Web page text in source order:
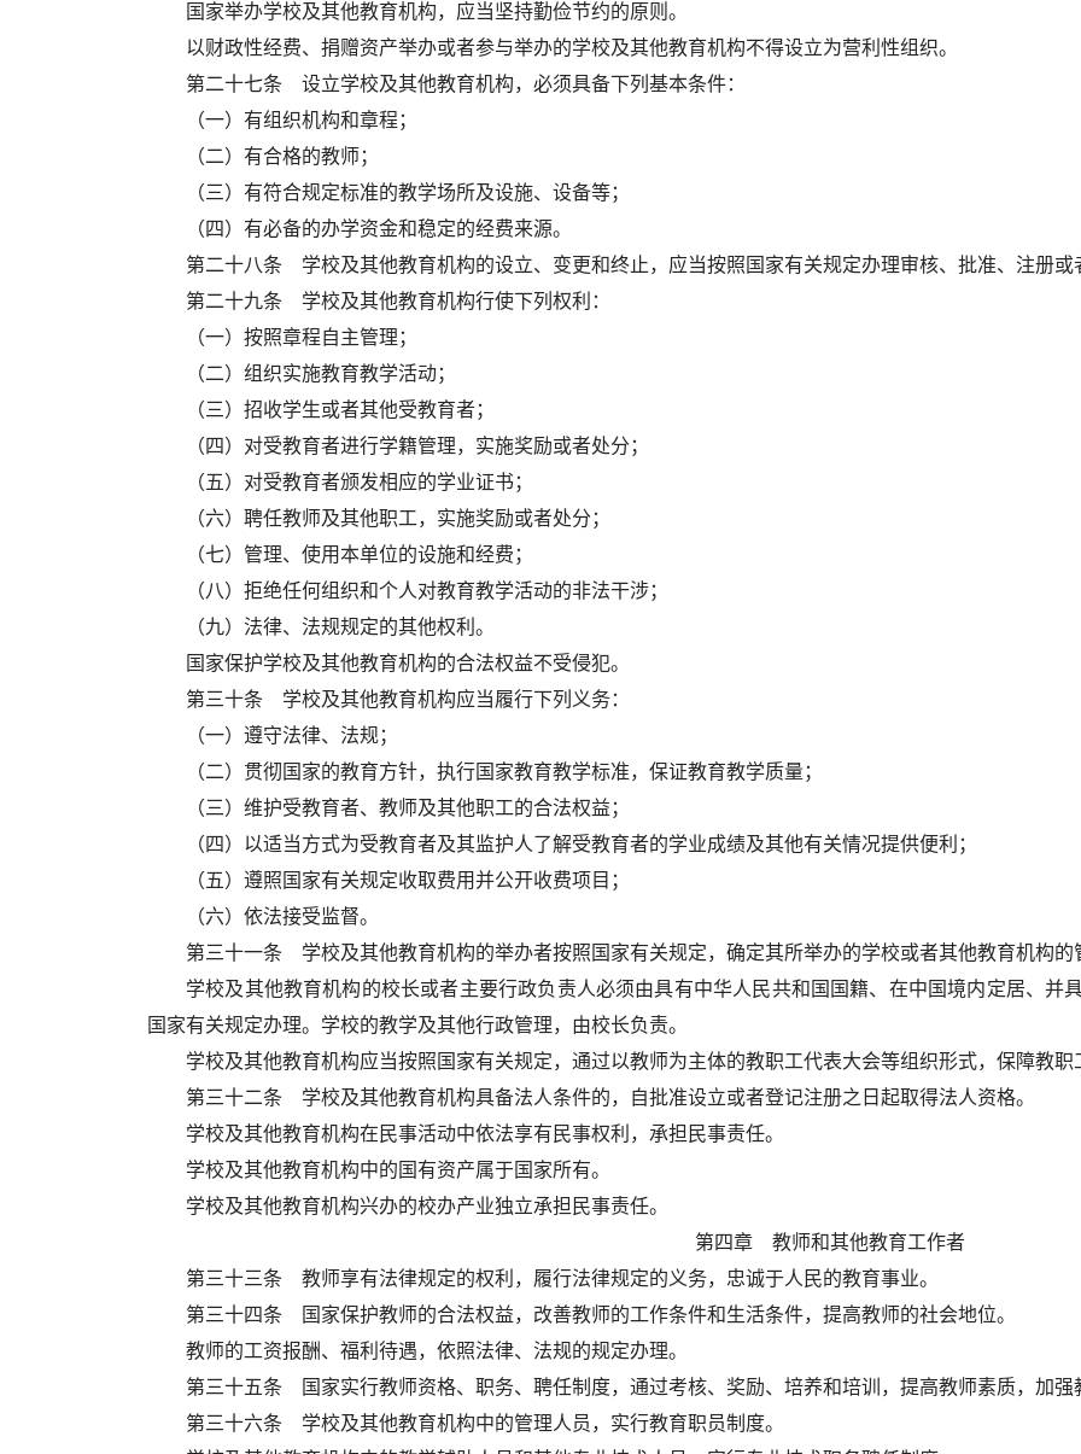
国家举办学校及其他教育机构，应当坚持勤俭节约的原则。
以财政性经费、捐赠资产举办或者参与举办的学校及其他教育机构不得设立为营利性组织。
第二十七条 设立学校及其他教育机构，必须具备下列基本条件：
（一）有组织机构和章程；
（二）有合格的教师；
（三）有符合规定标准的教学场所及设施、设备等；
（四）有必备的办学资金和稳定的经费来源。
第二十八条 学校及其他教育机构的设立、变更和终止，应当按照国家有关规定办理审核、批准、注册或
第二十九条 学校及其他教育机构行使下列权利：
（一）按照章程自主管理；
（二）组织实施教育教学活动；
（三）招收学生或者其他受教育者；
（四）对受教育者进行学籍管理，实施奖励或者处分；
（五）对受教育者颁发相应的学业证书；
（六）聘任教师及其他职工，实施奖励或者处分；
（七）管理、使用本单位的设施和经费；
（八）拒绝任何组织和个人对教育教学活动的非法干涉；
（九）法律、法规规定的其他权利。
国家保护学校及其他教育机构的合法权益不受侵犯。
第三十条 学校及其他教育机构应当履行下列义务：
（一）遵守法律、法规；
（二）贯彻国家的教育方针，执行国家教育教学标准，保证教育教学质量；
（三）维护受教育者、教师及其他职工的合法权益；
（四）以适当方式为受教育者及其监护人了解受教育者的学业成绩及其他有关情况提供便利；
（五）遵照国家有关规定收取费用并公开收费项目；
（六）依法接受监督。
第三十一条 学校及其他教育机构的举办者按照国家有关规定，确定其所举办的学校或者其他教育机构的
学校及其他教育机构的校长或者主要行政负责人必须由具有中华人民共和国国籍、在中国境内定居、并
国家有关规定办理。学校的教学及其他行政管理，由校长负责。
学校及其他教育机构应当按照国家有关规定，通过以教师为主体的教职工代表大会等组织形式，保障教职
第三十二条 学校及其他教育机构具备法人条件的，自批准设立或者登记注册之日起取得法人资格。
学校及其他教育机构在民事活动中依法享有民事权利，承担民事责任。
学校及其他教育机构中的国有资产属于国家所有。
学校及其他教育机构兴办的校办产业独立承担民事责任。
第四章 教师和其他教育工作者
第三十三条 教师享有法律规定的权利，履行法律规定的义务，忠诚于人民的教育事业。
第三十四条 国家保护教师的合法权益，改善教师的工作条件和生活条件，提高教师的社会地位。
教师的工资报酬、福利待遇，依照法律、法规的规定办理。
第三十五条 国家实行教师资格、职务、聘任制度，通过考核、奖励、培养和培训，提高教师素质，加强
第三十六条 学校及其他教育机构中的管理人员，实行教育职员制度。